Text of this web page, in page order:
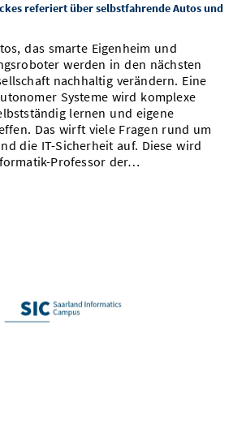
referiert über selbstfahrende Autos und
das smarte Eigenheim und
werden in den nächsten
nachhaltig verändern. Eine
Systeme wird komplexe
lernen und eigene
Das wirft viele Fragen rund um
die IT-Sicherheit auf. Diese wird
Professor der…